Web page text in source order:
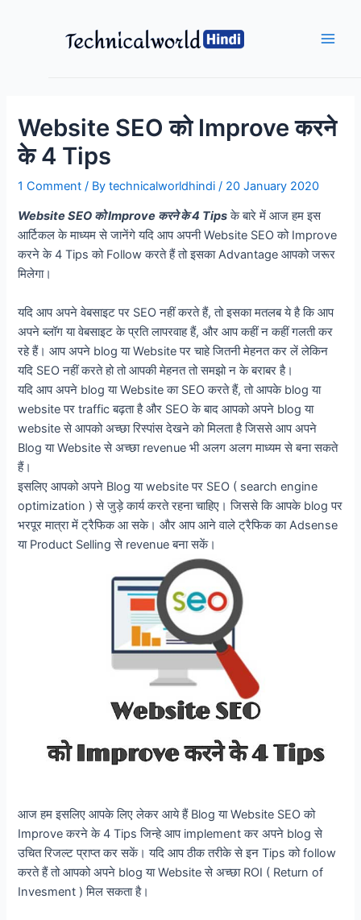
Website SEO को Improve करने
के 4 Tips
1 Comment / Bytechnicalworldhindi/ 20 January 2020
Website SEO को Improve करने के 4 Tipsके बारे में आज हम इस
आर्टिकल के माध्यम से जानेंगे यदि आप अपनी Website SEO को Improve
करने के 4 Tips को Follow करते हैं तो इसका Advantage आपको जरूर
मिलेगा।
यदि आप अपने वेबसाइट पर SEO नहीं करते हैं, तो इसका मतलब ये है कि आप
अपने ब्लॉग या वेबसाइट के प्रति लापरवाह हैं, और आप कहीं न कहीं गलती कर
रहे हैं। आप अपने blog या Website पर चाहे जितनी मेहनत कर लें लेकिन
यदि SEO नहीं करते हो तो आपकी मेहनत तो समझो न के बराबर है।
यदि आप अपने blog या Website का SEO करते हैं, तो आपके blog या
website पर traffic बढ़ता है और SEO के बाद आपको अपने blog या
website से आपको अच्छा रिस्पांस देखने को मिलता है जिससे आप अपने
Blog या Website से अच्छा revenue भी अलग अलग माध्यम से बना सकते
हैं।
इसलिए आपको अपने Blog या website पर SEO ( search engine
optimization ) से जुड़े कार्य करते रहना चाहिए। जिससे कि आपके blog पर
भरपूर मात्रा में ट्रैफिक आ सके। और आप आने वाले ट्रैफिक का Adsense
या Product Selling से revenue बना सकें।
आज हम इसलिए आपके लिए लेकर आये हैं Blog या Website SEO को
Improve करने के 4 Tips जिन्हे आप implement कर अपने blog से
उचित रिजल्ट प्राप्त कर सकें। यदि आप ठीक तरीके से इन Tips को follow
करते हैं तो आपको अपने blog या Website से अच्छा ROI ( Return of
Invesment ) मिल सकता है।